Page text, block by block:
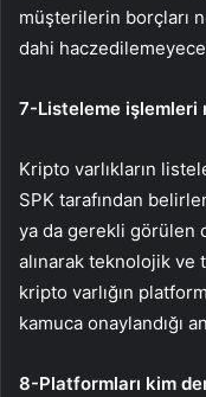
müşterilerin borçları
dahi
7-Listeleme işlemleri
Kripto varlıkların
SPK tarafından
ya da gerekli görülen
alınarak teknolojik
kripto varlığın
kamuca onaylandığı
8-Platformları kim